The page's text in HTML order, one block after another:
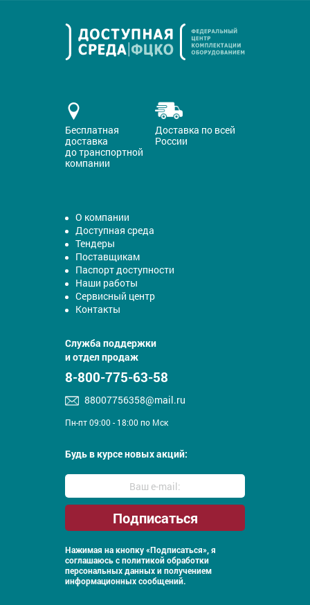
Бесплатная
доставка
до транспортной
компании
Доставка по всей
России
О компании
Доступная среда
Тендеры
Поставщикам
Паспорт доступности
Наши работы
Сервисный центр
Контакты
Служба поддержки
и отдел продаж
8-800-775-63-58
88007756358@mail.ru
Пн-пт 09:00 - 18:00 по Мск
Будь в курсе новых акций:
Нажимая на кнопку «Подписаться», я
соглашаюсь с политикой обработки
персональных данных и получением
информационных сообщений.